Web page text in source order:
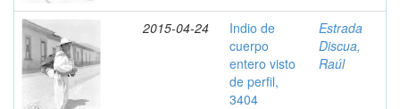
2015-04-24
Indio de
cuerpo
entero visto
de perfil,
3404
Estrada
Discua,
Raúl